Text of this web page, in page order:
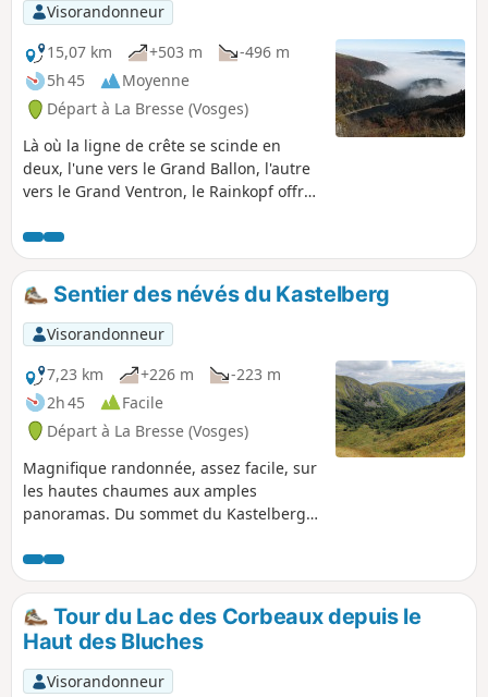
Visorandonneur
15,07 km
+503 m
-496 m
5h 45
Moyenne
Départ à La Bresse (Vosges)
Là où la ligne de crête se scinde en
deux, l'une vers le Grand Ballon, l'autre
vers le Grand Ventron, le Rainkopf offre
long du parcours les points d'intérêts
sont nombreux, le Lac de Blanchemer et
sa tourbière flottante, le Lac de La Lande
et son barrage, la Chaume du Firsmiss,
la très belle tourbière de Machais, les
cirques glaciaires et leurs pierriers, les
vues sur les sommets vosgiens et
alsaciens ainsi que sur les vallées de la
Fecht et de la Thur.
Sentier des névés du Kastelberg
Visorandonneur
7,23 km
+226 m
-223 m
2h 45
Facile
Départ à La Bresse (Vosges)
Magnifique randonnée, assez facile, sur
les hautes chaumes aux amples
panoramas. Du sommet du Kastelberg,
vosgiens et par temps clair sur les
Alpes.
Tour du Lac des Corbeaux depuis le
Haut des Bluches
Visorandonneur